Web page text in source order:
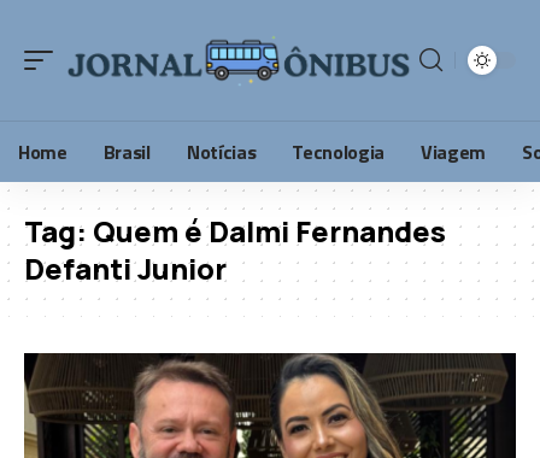
Home Brasil Notícias Tecnologia Viagem
Tag: Quem é Dalmi Fernandes
Defanti Junior